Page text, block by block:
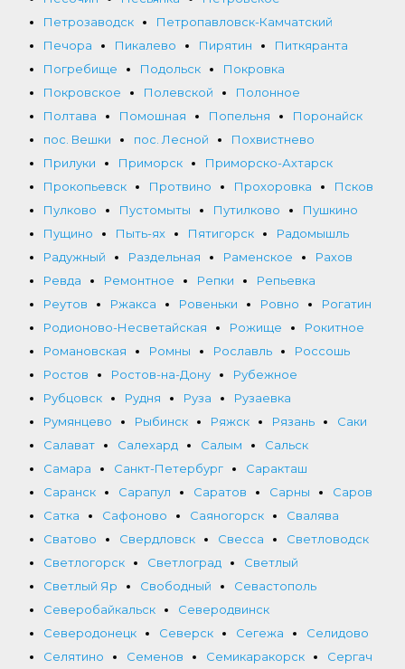
Петрозаводск
Петропавловск-Камчатский
Печора
Пикалево Пирятин
Питкяранта
Погребище
Подольск
Покровка
Покровское
Полевской
Полонное
Полтава
Помошная Попельня
Поронайск
пос. Вешки
пос. Лесной
Похвистнево
Прилуки
Приморск
Приморско-Ахтарск
Прокопьевск
Протвино Прохоровка
Псков
Пулково
Пустомыты Путилково
Пушкино
Пущино
Пыть-ях Пятигорск
Радомышль
Радужный
Раздельная Раменское
Рахов
Ревда
Ремонтное Репки
Репьевка
Реутов
Ржакса Ровеньки Ровно
Рогатин
Родионово-Несветайская
Рожище
Рокитное
Романовская
Ромны Рославль
Россошь
Ростов
Ростов-на-Дону
Рубежное
Рубцовск
Рудня Руза
Рузаевка
Румянцево
Рыбинск Ряжск Рязань
Саки
Салават
Салехард Салым
Сальск
Самара
Санкт-Петербург
Саракташ
Саранск
Сарапул Саратов Сарны
Саров
Сатка
Сафоново Саяногорск
Свалява
Сватово
Свердловск Свесса
Светловодск
Светлогорск
Светлоград
Светлый
Светлый Яр
Свободный
Севастополь
Северобайкальск
Северодвинск
Северодонецк
Северск Сегежа
Селидово
Селятино
Семенов Семикаракорск
Сергач